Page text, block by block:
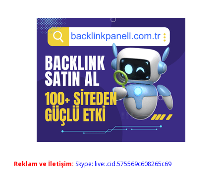
Reklam ve İletişim: Skype: live:.cid.575569c608265c69